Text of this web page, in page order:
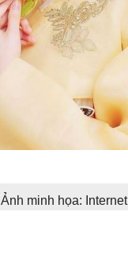
Ảnh minh họa: Internet